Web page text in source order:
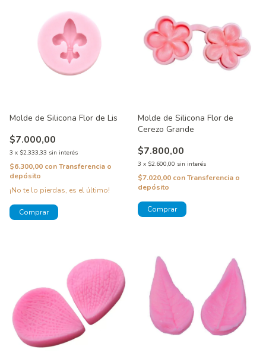
Molde de Silicona Flor de Lis
$7.000,00
3 x $2.333,33 sin interés
$6.300,00 conTransferencia o
depósito
¡No te lo pierdas, es el último!
Molde de Silicona Flor de
Cerezo Grande
$7.800,00
3 x $2.600,00 sin interés
$7.020,00 conTransferencia o
depósito